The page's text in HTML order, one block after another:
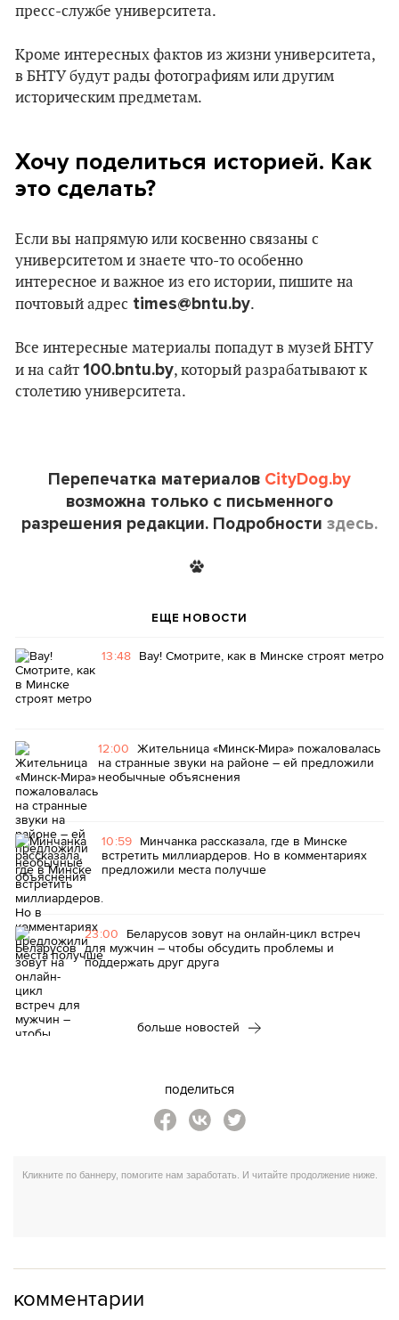
пресс-службе университета.
Кроме интересных фактов из жизни университета,
в БНТУ будут рады фотографиям или другим
историческим предметам.
Хочу поделиться историей. Как
это сделать?
Если вы напрямую или косвенно связаны с
университетом и знаете что-то особенно
интересное и важное из его истории, пишите на
почтовый адрес times@bntu.by.
Все интересные материалы попадут в музей БНТУ
и на сайт 100.bntu.by, который разрабатывают к
столетию университета.
Перепечатка материалов CityDog.by
возможна только с письменного
разрешения редакции. Подробности здесь.
ЕЩЕ НОВОСТИ
13:48 Вау! Смотрите, как в Минске строят метро
12:00 Жительница «Минск-Мира» пожаловалась
на странные звуки на районе – ей предложили
необычные объяснения
10:59 Минчанка рассказала, где в Минске
встретить миллиардеров. Но в комментариях
предложили места получше
23:00 Беларусов зовут на онлайн-цикл встреч
для мужчин – чтобы обсудить проблемы и
поддержать друг друга
больше новостей
поделиться
комментарии